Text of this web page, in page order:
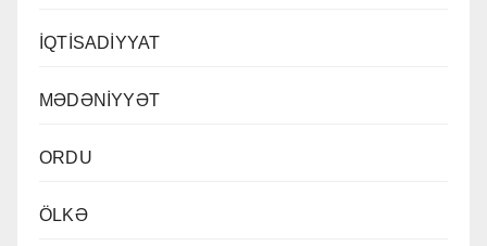
İQTİSADİYYAT
MƏDƏNİYYƏT
ORDU
ÖLKƏ